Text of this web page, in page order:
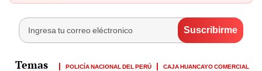
POLICÍA NACIONAL DEL PERÚ
CAJA HUANCAYO COMERCIAL